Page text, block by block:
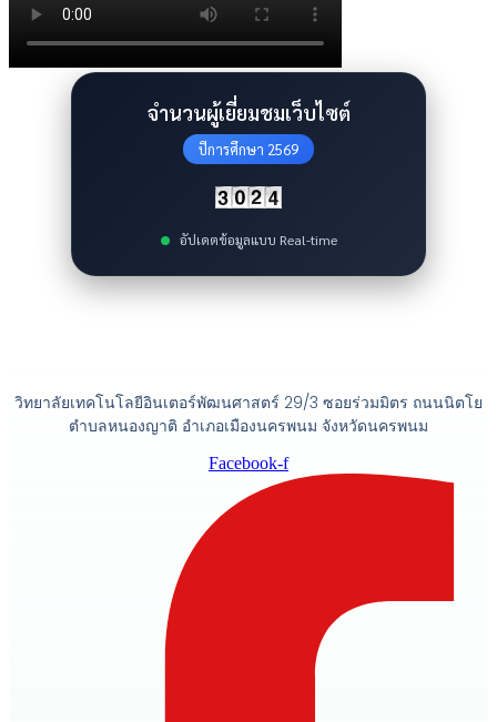
จำนวนผู้เยี่ยมชมเว็บไซต์
ปีการศึกษา 2569
อัปเดตข้อมูลแบบ Real-time
วิทยาลัยเทคโนโลยีอินเตอร์พัฒนศาสตร์ 29/3 ซอยร่วมมิตร ถนนนิตโย
ตำบลหนองญาติ อำเภอเมืองนครพนม จังหวัดนครพนม
Facebook-f